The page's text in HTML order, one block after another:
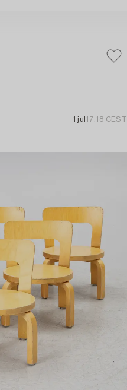
1 jul 17:18 CEST